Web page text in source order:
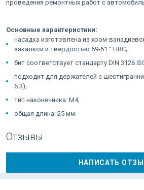
проведения ремонтных работ с
Основные характеристики:
насадка изготовлена из хром-
закалкой и твердостью 59-61 ° HRC;
бит соответствует стандарту DIN 3126
подходит для держателей с
6.3);
тип наконечника: M4;
общая длина: 25 мм.
Отзывы
НАПИСАТЬ